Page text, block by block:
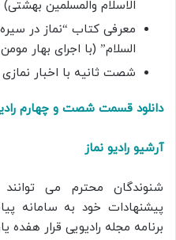
الاسلام والمسلمین بهشتی)
معرفی کتاب “نماز در
السلام” (با اجرای بهار
شصت ثانیه با اخبار
دانلود قسمت شصت و چهارم
آرشیو رادیو نماز
شنوندگان محترم می
پیشنهادات خود به سامانه
برنامه مجله رادیویی قرار هفده